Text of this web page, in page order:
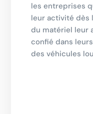
les entreprises
leur activité dès
du matériel leur
confié dans
des véhicules